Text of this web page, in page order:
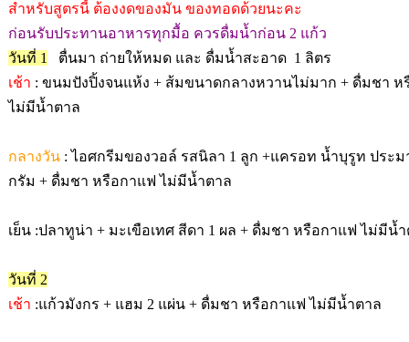
สำหรับสูตรนี้ ต้องงดของมัน ของทอดด้วยนะคะ
ก่อนรับประทานอาหารทุกมื้อ ควรดื่มน้ำก่อน 2 แก้ว
วันที่ 1
ตื่นมา ถ่ายให้หมด และ ดื่มน้ำสะอาด 1 ลิตร
เช้า : ขนมปังปิ้งจนแห้ง + ส้มขนาดกลางหวานไม่มาก + ดื่มชา ห
ไม่มีน้ำตาล
กลางวัน: ไอศกรีมของวอล์ รสนิลา 1 ลูก +แครอท น้ำบุรูท ประม
กรัม + ดื่มชา หรือกาแฟ ไม่มีน้ำตาล
เย็น :ปลาทูน่า + มะเขือเทศ สีดา 1 ผล + ดื่มชา หรือกาแฟ ไม่มีน้
วันที่ 2
เช้า :แก้วมังกร + แฮม 2 แผ่น + ดื่มชา หรือกาแฟ ไม่มีน้ำตาล